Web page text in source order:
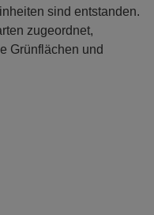
sind entstanden.
zugeordnet,
Grünflächen und